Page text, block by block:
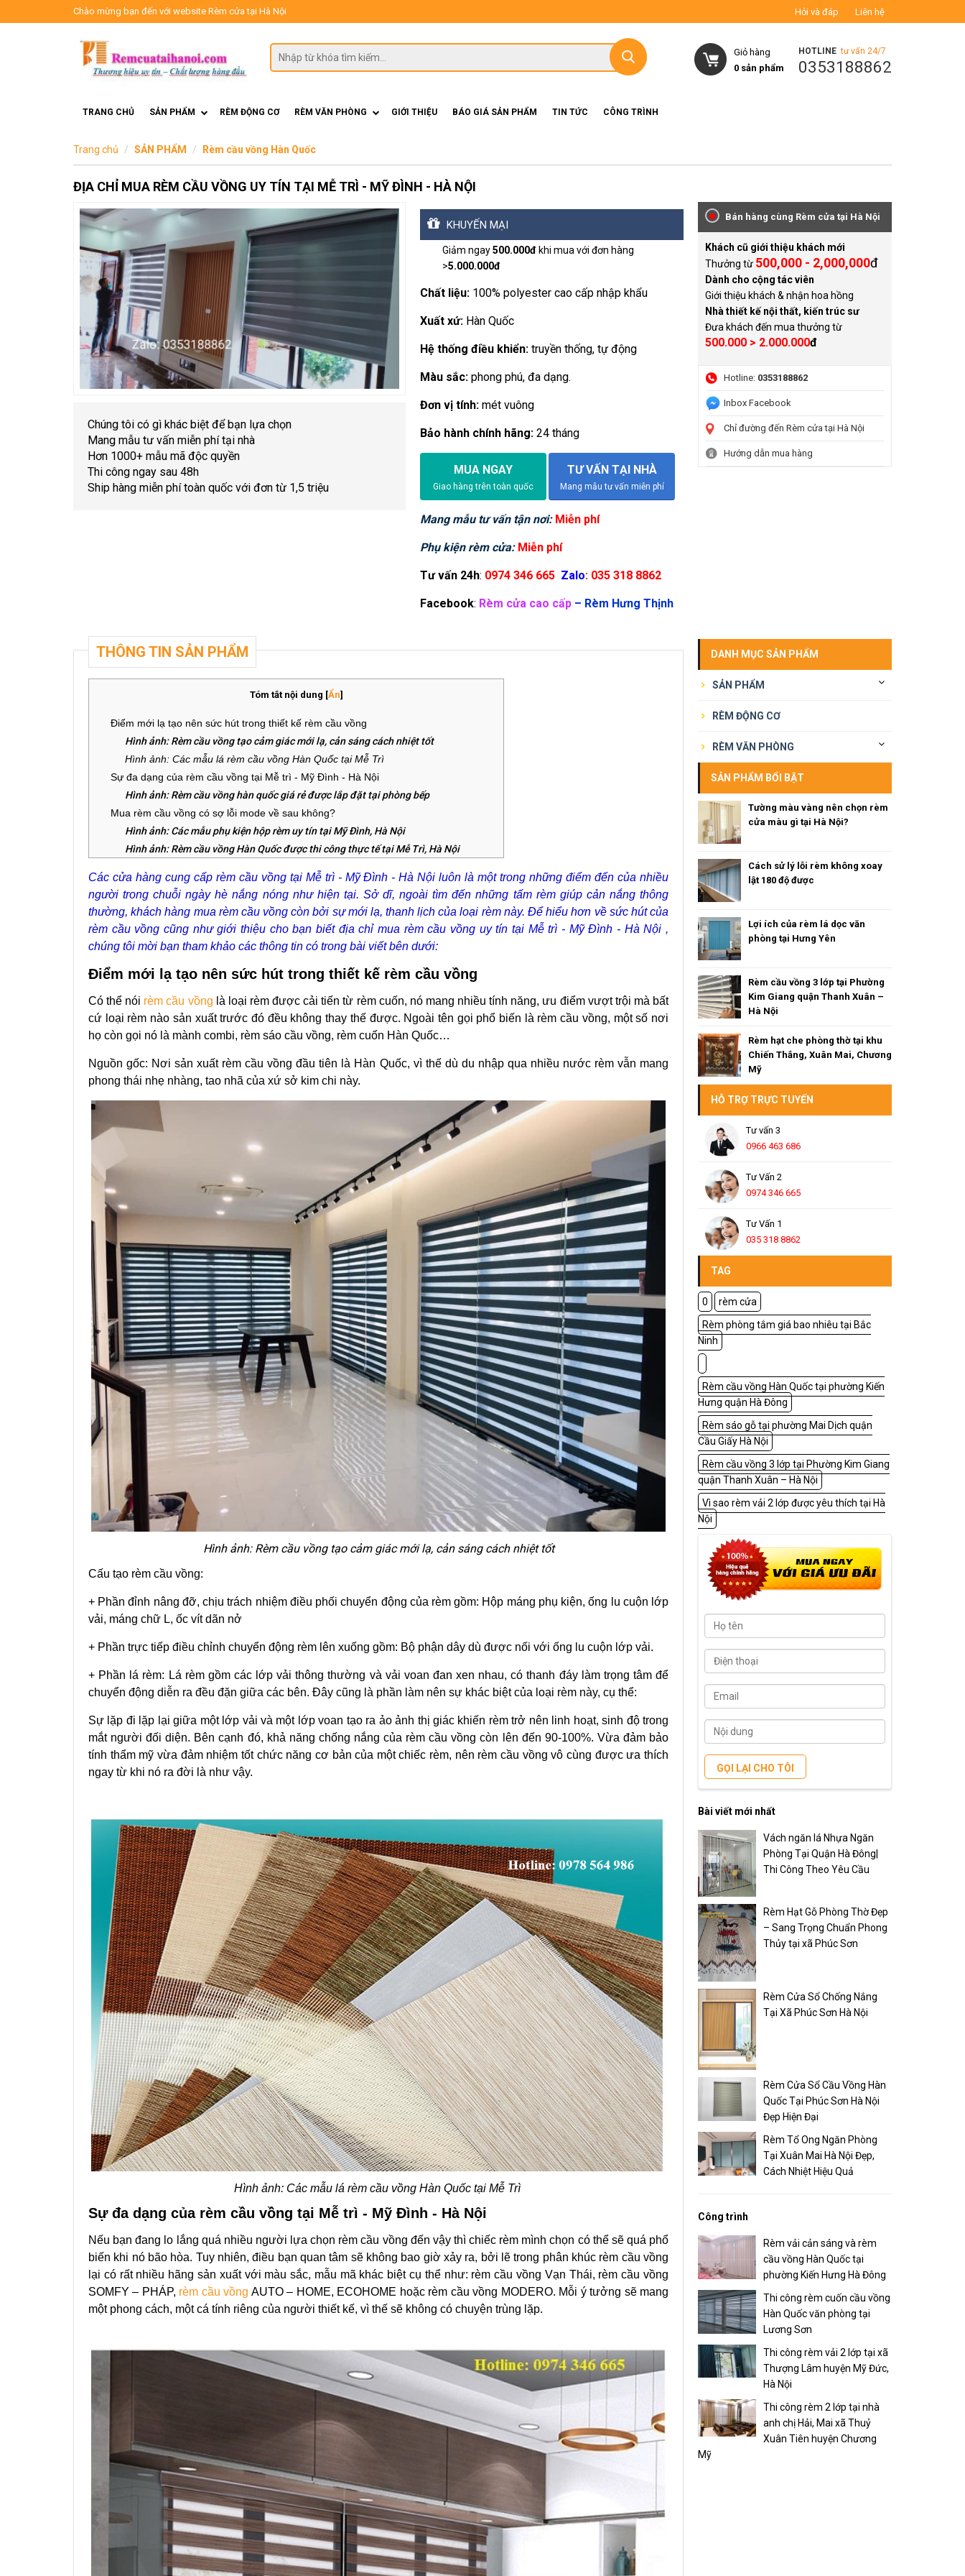
Chào mừng bạn đến với website Rèm cửa tại Hà Nội Hỏi và đáp Liên hệ
HOTLINE tư vấn 24/7
0353188862
Giỏ hàng
0 sản phẩm
TRANG CHỦ SẢN PHẨM RÈM ĐỘNG CƠ RÈM VĂN PHÒNG GIỚI THIỆU BÁO GIÁ SẢN PHẨM TIN TỨC CÔNG TRÌNH
Trang chủ SẢN PHẨM Rèm cầu vồng Hàn Quốc
ĐỊA CHỈ MUA RÈM CẦU VỒNG UY TÍN TẠI MỄ TRÌ - MỸ ĐÌNH - HÀ NỘI
Chúng tôi có gì khác biệt để bạn lựa chọn
Mang mẫu tư vấn miễn phí tại nhà
Hơn 1000+ mẫu mã độc quyền
Thi công ngay sau 48h
Ship hàng miễn phí toàn quốc với đơn từ 1,5 triệu
KHUYẾN MẠI
Giảm ngay500.000đkhi mua với đơn hàng
>5.000.000đ
Chất liệu: 100% polyester cao cấp nhập khẩu
Xuất xứ: Hàn Quốc
Hệ thống điều khiển: truyền thống, tự động
Màu sắc: phong phú, đa dạng.
Đơn vị tính: mét vuông
Bảo hành chính hãng: 24 tháng
MUA NGAY
Giao hàng trên toàn quốc
TƯ VẤN TẠI NHÀ
Mang mẫu tư vấn miễn phí
Mang mẫu tư vấn tận nơi: Miễn phí
Phụ kiện rèm cửa: Miễn phí
Tư vấn 24h: 0974 346 665 Zalo: 035 318 8862
Facebook: Rèm cửa cao cấp – Rèm Hưng Thịnh
Bán hàng cùng Rèm cửa tại Hà Nội
Khách cũ giới thiệu khách mới
Thưởng từ 500,000 - 2,000,000đ
Dành cho cộng tác viên
Giới thiệu khách & nhận hoa hồng
Nhà thiết kế nội thất, kiến trúc sư
Đưa khách đến mua thưởng từ
500.000 > 2.000.000đ
Hotline: 0353188862
Inbox Facebook
Chỉ đường đến Rèm cửa tại Hà Nội
Hướng dẫn mua hàng
THÔNG TIN SẢN PHẨM
Tóm tắt nội dung [Ẩn]
Điểm mới lạ tạo nên sức hút trong thiết kế rèm cầu vồng
Hình ảnh: Rèm cầu vồng tạo cảm giác mới lạ, cản sáng cách nhiệt tốt
Hình ảnh: Các mẫu lá rèm cầu vồng Hàn Quốc tại Mễ Trì
Sự đa dạng của rèm cầu vồng tại Mễ trì - Mỹ Đình - Hà Nội
Hình ảnh: Rèm cầu vồng hàn quốc giá rẻ được lắp đặt tại phòng bếp
Mua rèm cầu vồng có sợ lỗi mode về sau không?
Hình ảnh: Các mẫu phụ kiện hộp rèm uy tín tại Mỹ Đình, Hà Nội
Hình ảnh: Rèm cầu vồng Hàn Quốc được thi công thực tế tại Mễ Trì, Hà Nội
Địa chỉ cung cấp rèm cầu vồng Hàn Quốc uy tín tại Mễ Trì, Mỹ Đình Từ Liêm, Hà Nội
Các cửa hàng cung cấp rèm cầu vồng tại Mễ trì - Mỹ Đình - Hà Nội luôn là một trong những điểm đến của nhiều
người trong chuỗi ngày hè nắng nóng như hiện tại. Sở dĩ, ngoài tìm đến những tấm rèm giúp cản nắng thông
thường, khách hàng mua rèm cầu vồng còn bởi sự mới lạ, thanh lịch của loại rèm này. Để hiểu hơn về sức hút của
rèm cầu vồng cũng như giới thiệu cho bạn biết địa chỉ mua rèm cầu vồng uy tín tại Mễ trì - Mỹ Đình - Hà Nội ,
chúng tôi mời bạn tham khảo các thông tin có trong bài viết bên dưới:
Điểm mới lạ tạo nên sức hút trong thiết kế rèm cầu vồng
Có thể nói rèm cầu vồng là loại rèm được cải tiến từ rèm cuốn, nó mang nhiều tính năng, ưu điểm vượt trội mà bất
cứ loại rèm nào sản xuất trước đó đều không thay thế được. Ngoài tên gọi phổ biến là rèm cầu vồng, một số nơi
họ còn gọi nó là mành combi, rèm sáo cầu vồng, rèm cuốn Hàn Quốc…
Nguồn gốc: Nơi sản xuất rèm cầu vồng đầu tiên là Hàn Quốc, vì thế dù du nhập qua nhiều nước rèm vẫn mang
phong thái nhẹ nhàng, tao nhã của xứ sở kim chi này.
Hình ảnh: Rèm cầu vồng tạo cảm giác mới lạ, cản sáng cách nhiệt tốt
Cấu tạo rèm cầu vồng:
+ Phần đỉnh nâng đỡ, chịu trách nhiệm điều phối chuyển động của rèm gồm: Hộp máng phụ kiện, ống lu cuộn lớp
vải, máng chữ L, ốc vít dãn nở
+ Phần trực tiếp điều chỉnh chuyển động rèm lên xuống gồm: Bộ phận dây dù được nối với ống lu cuộn lớp vải.
+ Phần lá rèm: Lá rèm gồm các lớp vải thông thường và vải voan đan xen nhau, có thanh đáy làm trọng tâm để
chuyển động diễn ra đều đặn giữa các bên. Đây cũng là phần làm nên sự khác biệt của loại rèm này, cụ thể:
Sự lặp đi lặp lại giữa một lớp vải và một lớp voan tạo ra ảo ảnh thị giác khiến rèm trở nên linh hoạt, sinh độ trong
mắt người đối diện. Bên cạnh đó, khả năng chống nắng của rèm cầu vồng còn lên đến 90-100%. Vừa đảm bảo
tính thẩm mỹ vừa đảm nhiệm tốt chức năng cơ bản của một chiếc rèm, nên rèm cầu vồng vô cùng được ưa thích
ngay từ khi nó ra đời là như vậy.
Hình ảnh: Các mẫu lá rèm cầu vồng Hàn Quốc tại Mễ Trì
Sự đa dạng của rèm cầu vồng tại Mễ trì - Mỹ Đình - Hà Nội
Nếu bạn đang lo lắng quá nhiều người lựa chọn rèm cầu vồng đến vậy thì chiếc rèm mình chọn có thể sẽ quá phổ
biến khi nó bão hòa. Tuy nhiên, điều bạn quan tâm sẽ không bao giờ xảy ra, bởi lẽ trong phân khúc rèm cầu vồng
lại có rất nhiều hãng sản xuất với màu sắc, mẫu mã khác biệt cụ thể như: rèm cầu vồng Vạn Thái, rèm cầu vồng
SOMFY – PHÁP, rèm cầu vồng AUTO – HOME, ECOHOME hoặc rèm cầu vồng MODERO. Mỗi ý tưởng sẽ mang
một phong cách, một cá tính riêng của người thiết kế, vì thế sẽ không có chuyện trùng lặp.
DANH MỤC SẢN PHẨM
SẢN PHẨM
RÈM ĐỘNG CƠ
RÈM VĂN PHÒNG
SẢN PHẨM BỔI BẬT
Tường màu vàng nên chọn rèm
cửa màu gì tại Hà Nội?
Cách sử lý lỗi rèm không xoay
lật 180 độ được
Lợi ích của rèm lá dọc văn
phòng tại Hưng Yên
Rèm cầu vồng 3 lớp tại Phường
Kim Giang quận Thanh Xuân –
Hà Nội
Rèm hạt che phòng thờ tại khu
Chiến Thắng, Xuân Mai, Chương
Mỹ
HỖ TRỢ TRỰC TUYẾN
Tư vấn 3
0966 463 686
Tư Vấn 2
0974 346 665
Tư Vấn 1
035 318 8862
TAG
0
rèm cửa
Rèm phòng tắm giá bao nhiêu tại Bắc
Ninh
Rèm cầu vồng Hàn Quốc tại phường Kiến
Hưng quận Hà Đông
Rèm sáo gỗ tại phường Mai Dịch quận
Cầu Giấy Hà Nội
Rèm cầu vồng 3 lớp tại Phường Kim Giang
quận Thanh Xuân – Hà Nội
Vì sao rèm vải 2 lớp được yêu thích tại Hà
Nội
GỌI LẠI CHO TÔI
Bài viết mới nhất
Vách ngăn lá Nhựa Ngăn
Phòng Tại Quận Hà Đông|
Thi Công Theo Yêu Cầu
Rèm Hạt Gỗ Phòng Thờ Đẹp
– Sang Trọng Chuẩn Phong
Thủy tại xã Phúc Sơn
Rèm Cửa Sổ Chống Nắng
Tại Xã Phúc Sơn Hà Nội
Rèm Cửa Sổ Cầu Vồng Hàn
Quốc Tại Phúc Sơn Hà Nội
Đẹp Hiện Đại
Rèm Tổ Ong Ngăn Phòng
Tại Xuân Mai Hà Nội Đẹp,
Cách Nhiệt Hiệu Quả
Công trình
Rèm vải cản sáng và rèm
cầu vồng Hàn Quốc tại
phường Kiến Hưng Hà Đông
Thi công rèm cuốn cầu vồng
Hàn Quốc văn phòng tại
Lương Sơn
Thi công rèm vải 2 lớp tại xã
Thượng Lâm huyện Mỹ Đức,
Hà Nội
Thi công rèm 2 lớp tại nhà
anh chị Hải, Mai xã Thuỷ
Xuân Tiên huyện Chương
Mỹ